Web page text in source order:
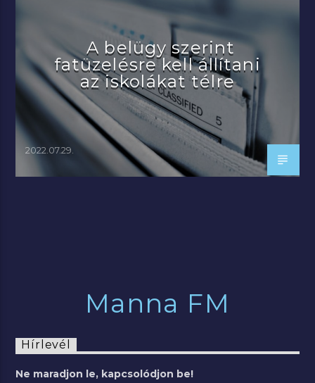
A belügy szerint
fatüzelésre kell állítani
az iskolákat télre
2022.07.29.
Manna FM
Hírlevél
Ne maradjon le, kapcsolódjon be!